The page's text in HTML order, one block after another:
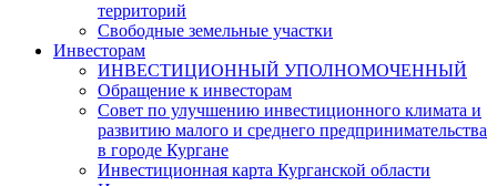
территорий
Свободные земельные участки
Инвесторам
ИНВЕСТИЦИОННЫЙ УПОЛНОМОЧЕННЫЙ
Обращение к инвесторам
Совет по улучшению инвестиционного климата и
развитию малого и среднего предпринимательства
в городе Кургане
Инвестиционная карта Курганской области